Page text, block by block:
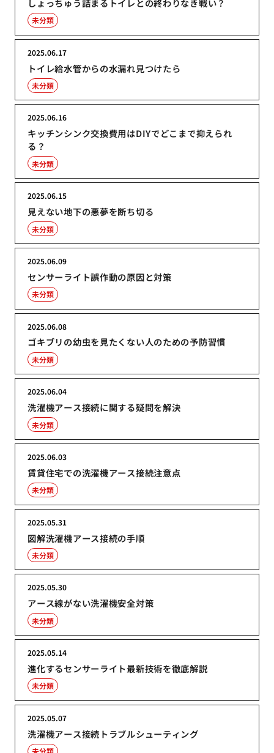
しょっちゅう詰まるトイレとの終わりなき戦い？
未分類
トイレ給水管からの水漏れ見つけたら
2025.06.17
未分類
キッチンシンク交換費用はDIYでどこまで抑えられ
る？
2025.06.16
未分類
見えない地下の悪夢を断ち切る
2025.06.15
未分類
センサーライト誤作動の原因と対策
2025.06.09
未分類
ゴキブリの幼虫を見たくない人のための予防習慣
2025.06.08
未分類
洗濯機アース接続に関する疑問を解決
2025.06.04
未分類
賃貸住宅での洗濯機アース接続注意点
2025.06.03
未分類
図解洗濯機アース接続の手順
2025.05.31
未分類
アース線がない洗濯機安全対策
2025.05.30
未分類
進化するセンサーライト最新技術を徹底解説
2025.05.14
未分類
洗濯機アース接続トラブルシューティング
2025.05.07